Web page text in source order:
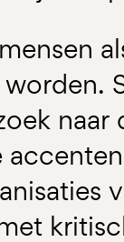
naar